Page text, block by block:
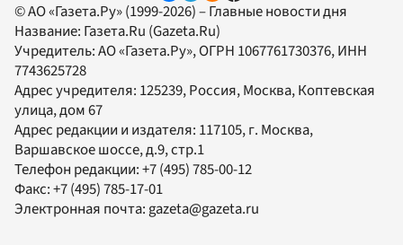
© АО «Газета.Ру» (1999-2026) – Главные новости дня
Название: Газета.Ru (Gazeta.Ru)
Учредитель:АО «Газета.Ру», ОГРН 1067761730376, ИНН
7743625728
Адрес учредителя: 125239, Россия, Москва, Коптевская
улица, дом 67
Адрес редакции и издателя: 117105, г. Москва,
Варшавское шоссе, д.9, стр.1
Телефон редакции:+7 (495) 785-00-12
Факс:+7 (495) 785-17-01
Электронная почта:gazeta@gazeta.ru